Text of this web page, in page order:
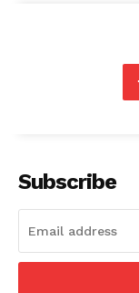
Subscribe